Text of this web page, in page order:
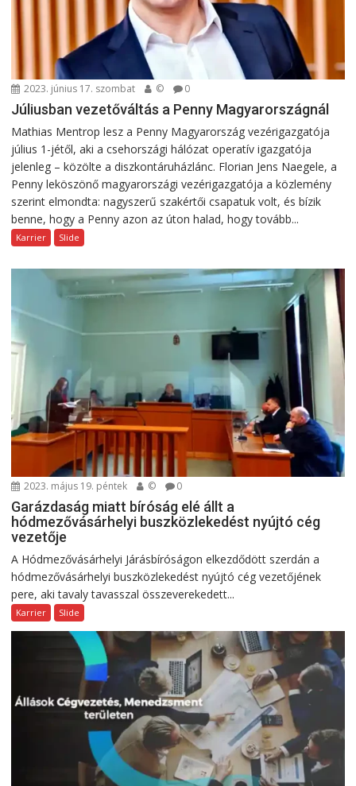
2023. június 17. szombat © 0
Júliusban vezetőváltás a Penny Magyarországnál
Mathias Mentrop lesz a Penny Magyarország vezérigazgatója
július 1-jétől, aki a csehországi hálózat operatív igazgatója
jelenleg – közölte a diszkontáruházlánc. Florian Jens Naegele, a
Penny leköszönő magyarországi vezérigazgatója a közlemény
szerint elmondta: nagyszerű szakértői csapatuk volt, és bízik
benne, hogy a Penny azon az úton halad, hogy tovább...
Karrier Slide
2023. május 19. péntek © 0
Garázdaság miatt bíróság elé állt a
hódmezővásárhelyi buszközlekedést nyújtó cég
vezetője
A Hódmezővásárhelyi Járásbíróságon elkezdődött szerdán a
hódmezővásárhelyi buszközlekedést nyújtó cég vezetőjének
pere, aki tavaly tavasszal összeverekedett...
Karrier Slide